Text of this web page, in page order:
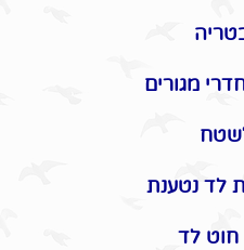
מגורים
לד נטענת
לד